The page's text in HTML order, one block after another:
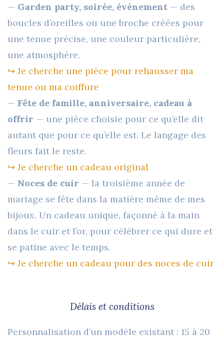
— Garden party, soirée, événement — des
boucles d’oreilles ou une broche créées pour
une tenue précise, une couleur particulière,
une atmosphère.
↪︎ Je cherche une pièce pour rehausser ma
tenue ou ma coiffure
— Fête de famille, anniversaire, cadeau à
offrir — une pièce choisie pour ce qu’elle dit
autant que pour ce qu’elle est. Le langage des
fleurs fait le reste.
↪︎ Je cherche un cadeau original
— Noces de cuir — la troisième année de
mariage se fête dans la matière même de mes
bijoux. Un cadeau unique, façonné à la main
dans le cuir et l’or, pour célébrer ce qui dure et
se patine avec le temps.
↪︎ Je cherche un cadeau pour des noces de cuir
Délais et conditions
Personnalisation d’un modèle existant : 15 à 20